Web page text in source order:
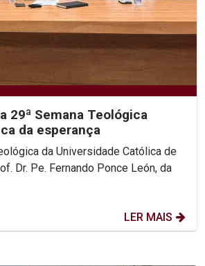
29ª Semana Teológica
da esperança
da Universidade Católica de
Dr. Pe. Fernando Ponce León, da
LER MAIS